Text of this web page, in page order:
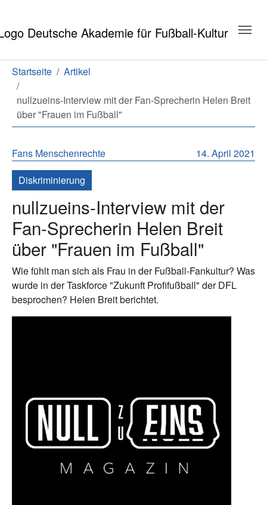
Sie sind hier:
Startseite Artikel
nullzueins-Interview mit der Fan-Sprecherin Helen Breit
über "Frauen im Fußball"
14. April 2021
Fans Menschenrechte
Diskriminierung
nullzueins-Interview mit der
Fan-Sprecherin Helen Breit
über "Frauen im Fußball"
Wie fühlt man sich als Frau in der Fußball-Fankultur? Was
wurde in der Taskforce "Zukunft Profifußball" der DFL
besprochen? Helen Breit berichtet.